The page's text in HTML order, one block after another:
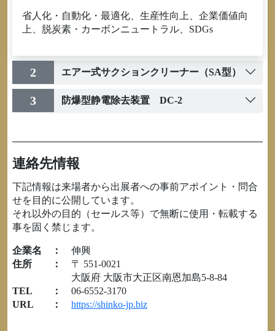
省人化・自動化・最適化、生産性向上、企業価値向
上、脱炭素・カーボンニュートラル、SDGs
2 エアー式サクションクリーナー（SA型）
3 防爆型静電除去装置 DC-2
連絡先情報
下記情報は来場者から出展者への事前アポイント・問合
せを目的に公開しています。
それ以外の目的（セールス等）で無断に使用・転載する
事を固く禁じます。
企業名 ： 伸興
住所
： 〒 551-0021
大阪府 大阪市大正区南恩加島5-8-84
TEL
： 06-6552-3170
URL
： https://shinko-jp.biz